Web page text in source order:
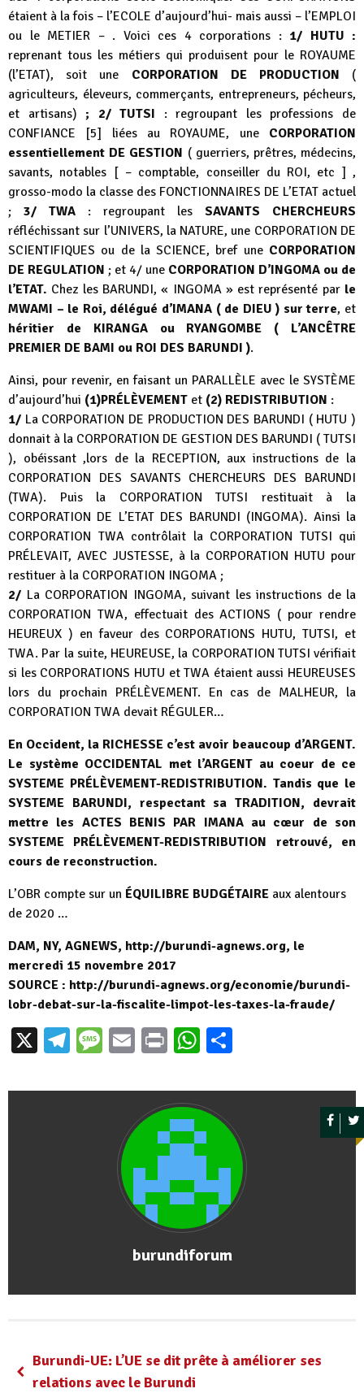
étaient à la fois – l’ECOLE d’aujourd’hui- mais aussi – l’EMPLOI
ou le METIER – . Voici ces 4 corporations :1/ HUTU :
reprenant tous les métiers qui produisent pour le ROYAUME
(l’ETAT), soit une CORPORATION DE PRODUCTION (
agriculteurs, éleveurs, commerçants, entrepreneurs, pécheurs,
et artisans) ; 2/ TUTSI : regroupant les professions de
CONFIANCE [5] liées au ROYAUME, uneCORPORATION
essentiellement DE GESTION ( guerriers, prêtres, médecins,
savants, notables [ – comptable, conseiller du ROI, etc ] ,
grosso-modo la classe des FONCTIONNAIRES DE L’ETAT actuel
; 3/ TWA : regroupant les SAVANTS CHERCHEURS
réfléchissant sur l’UNIVERS, la NATURE, une CORPORATION DE
SCIENTIFIQUES ou de la SCIENCE, bref une CORPORATION
DE REGULATION ; et 4/ une CORPORATION D’INGOMA ou de
l’ETAT. Chez les BARUNDI, « INGOMA » est représenté parle
MWAMI – le Roi, délégué d’IMANA ( de DIEU ) sur terre, et
héritier de KIRANGA ou RYANGOMBE ( L’ANCÊTRE
PREMIER DE BAMI ou ROI DES BARUNDI ).
Ainsi, pour revenir, en faisant un PARALLÈLE avec le SYSTÈME
d’aujourd’hui (1)PRÉLÈVEMENT et (2) REDISTRIBUTION :
1/ La CORPORATION DE PRODUCTION DES BARUNDI ( HUTU )
donnait à la CORPORATION DE GESTION DES BARUNDI ( TUTSI
), obéissant ,lors de la RECEPTION, aux instructions de la
CORPORATION DES SAVANTS CHERCHEURS DES BARUNDI
(TWA). Puis la CORPORATION TUTSI restituait à la
CORPORATION DE L’ETAT DES BARUNDI (INGOMA). Ainsi la
CORPORATION TWA contrôlait la CORPORATION TUTSI qui
PRÉLEVAIT, AVEC JUSTESSE, à la CORPORATION HUTU pour
restituer à la CORPORATION INGOMA ;
2/ La CORPORATION INGOMA, suivant les instructions de la
CORPORATION TWA, effectuait des ACTIONS ( pour rendre
HEUREUX ) en faveur des CORPORATIONS HUTU, TUTSI, et
TWA. Par la suite, HEUREUSE, la CORPORATION TUTSI vérifiait
si les CORPORATIONS HUTU et TWA étaient aussi HEUREUSES
lors du prochain PRÉLÈVEMENT. En cas de MALHEUR, la
CORPORATION TWA devait RÉGULER…
En Occident, la RICHESSE c’est avoir beaucoup d’ARGENT.
Le système OCCIDENTAL met l’ARGENT au coeur de ce
SYSTEME PRÉLÈVEMENT-REDISTRIBUTION. Tandis que le
SYSTEME BARUNDI, respectant sa TRADITION, devrait
mettre les ACTES BENIS PAR IMANA au cœur de son
SYSTEME PRÉLÈVEMENT-REDISTRIBUTION retrouvé, en
cours de reconstruction.
L’OBR compte sur un ÉQUILIBRE BUDGÉTAIRE aux alentours
de 2020 …
DAM, NY, AGNEWS, http://burundi-agnews.org, le
mercredi 15 novembre 2017
SOURCE : http://burundi-agnews.org/economie/burundi-
lobr-debat-sur-la-fiscalite-limpot-les-taxes-la-fraude/
X Telegram
Message
EmailPrintWhatsApp
burundiforum
Burundi-UE: L’UE se dit prête à améliorer ses
relations avec le Burundi